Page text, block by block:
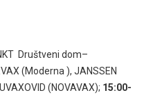
Društveni dom–
(Moderna ), JANSSEN
(NOVAVAX); 15:00-